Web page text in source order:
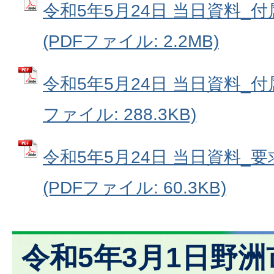
令和5年5月24日 当日資料_付
(PDFファイル: 2.2MB)
令和5年5月24日 当日資料_
ファイル: 288.3KB)
令和5年5月24日 当日資料_
(PDFファイル: 60.3KB)
令和5年3月1日野